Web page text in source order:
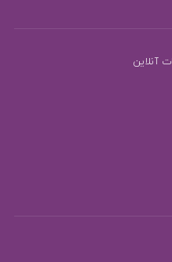
آنلاین